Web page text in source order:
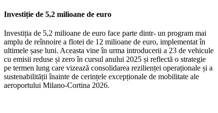
Investiție de 5,2 milioane de euro
Investiția de 5,2 milioane de euro face parte dintr- un program mai
amplu de reînnoire a flotei de 12 milioane de euro, implementat în
ultimele șase luni. Aceasta vine în urma introducerii a 23 de vehicule
cu emisii reduse și zero în cursul anului 2025 și reflectă o strategie
pe termen lung care vizează consolidarea rezilienței operaționale și a
sustenabilității înainte de cerințele excepționale de mobilitate ale
aeroportului Milano-Cortina 2026.